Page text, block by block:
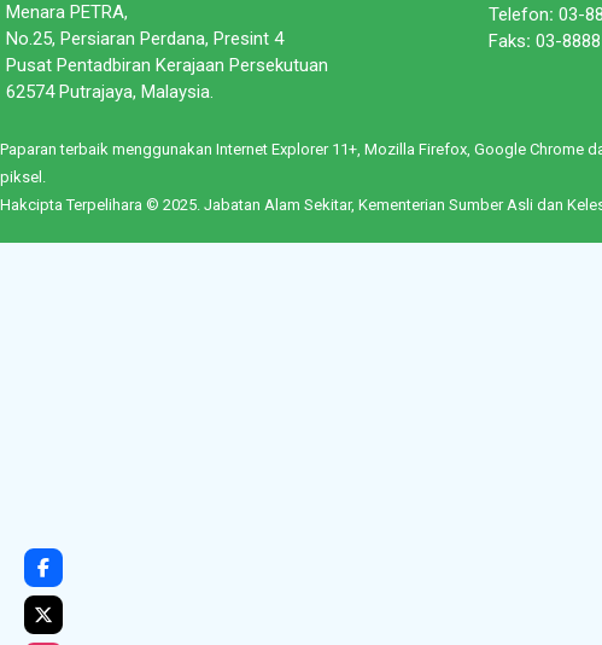
Menara PETRA,
No.25, Persiaran Perdana, Presint 4
Pusat Pentadbiran Kerajaan Persekutuan
62574 Putrajaya, Malaysia.
Telefon: 03-
Faks: 03-
Paparan terbaik menggunakan Internet Explorer 11+, Mozilla Firefox, Google Chrome
piksel.
Hakcipta Terpelihara © 2025. Jabatan Alam Sekitar, Kementerian Sumber Asli dan